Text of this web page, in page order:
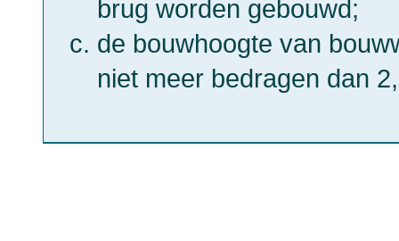
brug worden gebouwd;
de bouwhoogte van
niet meer bedragen dan